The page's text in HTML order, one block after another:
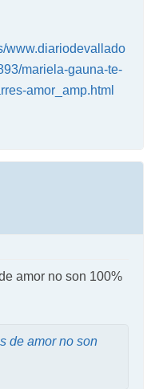
www.diariodevallado
mariela-gauna-te-
amor_amp.html
amor no son 100%
de amor no son